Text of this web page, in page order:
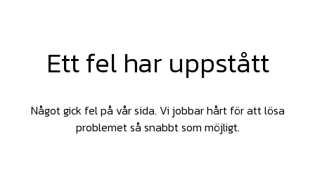
Ett fel har uppstått
Något gick fel på vår sida. Vi jobbar hårt för att lösa
problemet så snabbt som möjligt.